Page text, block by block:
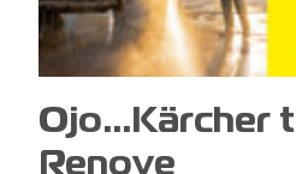
Ojo…Kärcher
Renove